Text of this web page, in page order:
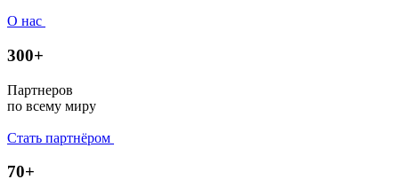
О нас
300+
Партнеров
по всему миру
Стать партнёром
70+